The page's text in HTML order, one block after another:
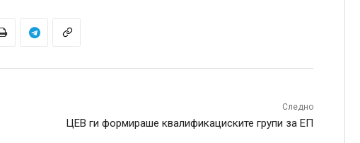
Следно
ЦЕВ ги формираше квалификациските групи за ЕП